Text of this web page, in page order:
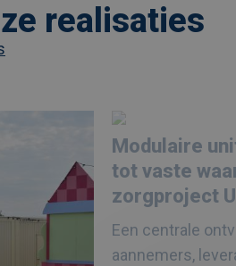
realisaties
Afbeelding
Modulaire
tot vaste
zorgproject
Een centrale
aannemers,
link
units
groeien
uit
tot
vaste
in
UZ